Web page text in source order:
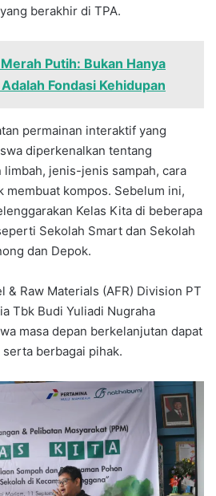
berakhir di TPA.
Putih: Bukan Hanya
Fondasi Kehidupan
permainan interaktif yang
diperkenalkan tentang
limbah, jenis-jenis sampah, cara
membuat kompos. Sebelum ini,
Kelas Kita di beberapa
Sekolah Smart dan Sekolah
dan Depok.
& Raw Materials (AFR) Division PT
Tbk Budi Yuliadi Nugraha
masa depan berkelanjutan dapat
berbagai pihak.